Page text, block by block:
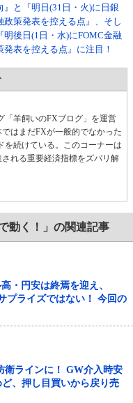
』と『明日(31日・火)に日銀
政策発表を控える点』、そし
明後日(1日・水)にFOMC金融
発表を控える点』に注目！
「羊飼いのFXブログ」を運営
はまだFXが一般的でなかった
を続けている。このコーナーは
れる重要経済指標をズバリ解
動く！」の関連記事
・円安は終焉を迎え、
プライズではない！ 今回の
衛ラインに！ GW介入時安
、押し目買いから戻り売